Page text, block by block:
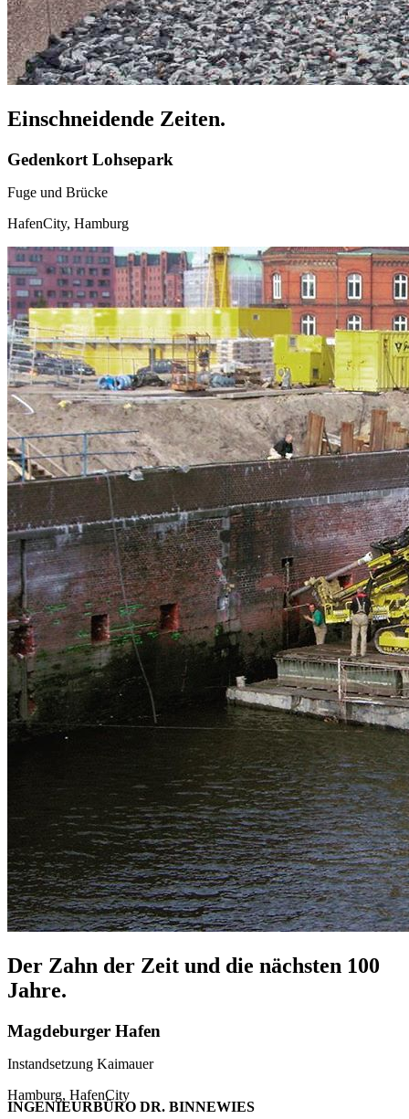
Einschneidende Zeiten.
Gedenkort Lohsepark
Fuge und Brücke
HafenCity, Hamburg
Der Zahn der Zeit und die nächsten 100
Jahre.
Magdeburger Hafen
Instandsetzung Kaimauer
Hamburg, HafenCity
INGENIEURBÜRO DR. BINNEWIES